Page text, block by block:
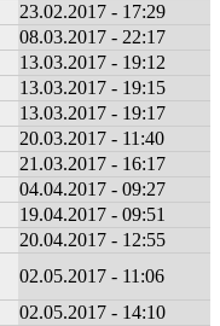
23.02.2017 - 17:29
08.03.2017 - 22:17
13.03.2017 - 19:12
13.03.2017 - 19:15
13.03.2017 - 19:17
20.03.2017 - 11:40
21.03.2017 - 16:17
04.04.2017 - 09:27
19.04.2017 - 09:51
20.04.2017 - 12:55
02.05.2017 - 11:06
02.05.2017 - 14:10